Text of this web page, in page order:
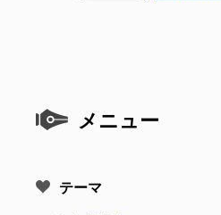
メニュー
テーマ